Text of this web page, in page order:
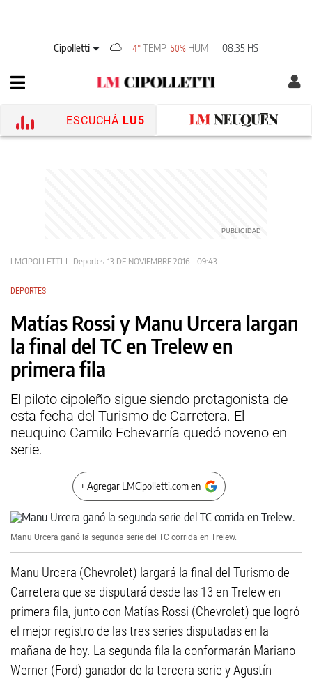
Cipolletti 4° TEMP 50% HUM 08:35 HS
ESCUCHÁ LU5
LMCIPOLLETTI Deportes 13 DE NOVIEMBRE 2016 - 09:43
DEPORTES
Matías Rossi y Manu Urcera largan
la final del TC en Trelew en
primera fila
El piloto cipoleño sigue siendo protagonista de
esta fecha del Turismo de Carretera. El
neuquino Camilo Echevarría quedó noveno en
serie.
+ Agregar LMCipolletti.com en
Manu Urcera ganó la segunda serie del TC corrida en Trelew.
Manu Urcera (Chevrolet) largará la final del Turismo de
Carretera que se disputará desde las 13 en Trelew en
primera fila, junto con Matías Rossi (Chevrolet) que logró
el mejor registro de las tres series disputadas en la
mañana de hoy. La segunda fila la conformarán Mariano
Werner (Ford) ganador de la tercera serie y Agustín